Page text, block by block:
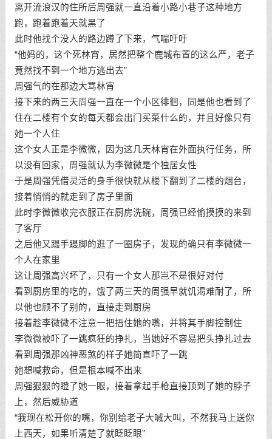
离开流浪汉的住所后周强就一直沿着小路小巷子这种地方
跑，跑着跑着天就黑了
此时他找个没人的路边蹲了下来，气喘吁吁
“他妈的，这个死林宵，居然把整个鹿城布置的这么严，老子
竟然找不到一个地方逃出去”
周强气的在那边大骂林宵
接下来的两三天周强一直在一个小区徘徊，同是他也看到了
住在二楼有个女的每天都会出门买菜什么的，并且好像只有
她一个人住
这个女人正是李微微，因为这几天林宵在外面执行任务，所
以没有回家，周强就认为李微微是个独居女性
于是周强凭借灵活的身手很快就从楼下翻到了二楼的烟台，
接着悄悄的就走到了房子里面
此时李微微收完衣服正在厨房洗碗，周强已经偷摸摸的来到
了客厅
之后他又蹑手蹑脚的逛了一圈房子，发现的确只有李微微一
个人在家里
这让周强高兴坏了，只有一个女人那岂不是很好对付
看到厨房里的吃的，饿了两三天的周强早就饥渴难耐了，所
以他也顾不了别的，直接走到厨房
接着趁李微微不注意一把捂住她的嘴，并将其手脚控制住
李微微被吓了一跳疯狂的挣扎，当她好不容易把头挣扎过去
看到周强那凶神恶煞的样子她简直吓了一跳
她想喊救命，但是根本喊不出来
周强狠狠的瞪了她一眼，接着拿起手枪直接顶到了她的脖子
上，然后威胁道
“我现在松开你的嘴，你别给老子大喊大叫，不然我马上送你
上西天，如果听清楚了就眨眨眼”